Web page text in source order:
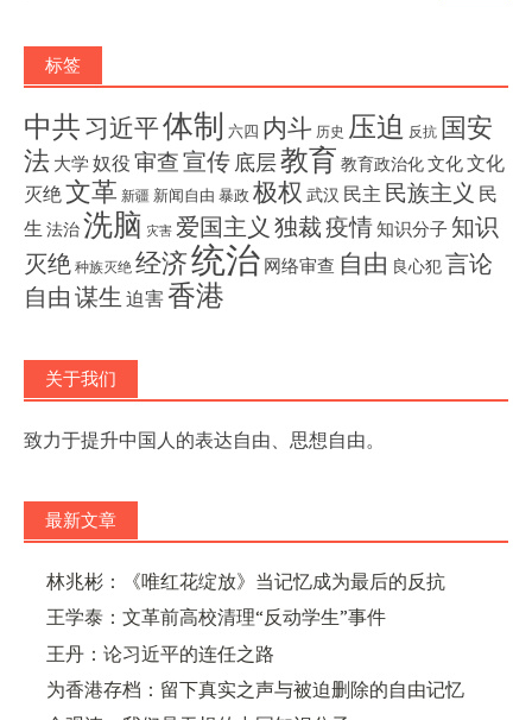
标签
中共习近平体制 六四 内斗 历史 压迫 反抗 国安
法 大学 奴役 审查宣传底层教育 教育政治化文化文化
灭绝文革 新疆 新闻自由 暴政 极权 武汉 民主 民族主义 民
生 法治洗脑 灾害 爱国主义 独裁疫情知识分子 知识
灭绝 种族灭绝 经济统治 网络审查 自由 良心犯言论
自由 谋生 迫害香港
关于我们
致力于提升中国人的表达自由、思想自由。
最新文章
林兆彬：《唯红花绽放》当记忆成为最后的反抗
王学泰：文革前高校清理“反动学生”事件
王丹：论习近平的连任之路
为香港存档：留下真实之声与被迫删除的自由记忆